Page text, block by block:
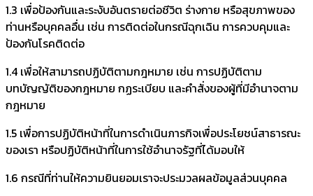
1.3 เพื่อป้องกันและระงับอันตรายต่อชีวิต ร่างกาย หรือสุขภาพของ
ท่านหรือบุคคลอื่น เช่น การติดต่อในกรณีฉุกเฉิน การควบคุมและ
ป้องกันโรคติดต่อ
1.4 เพื่อให้สามารถปฏิบัติตามกฎหมาย เช่น การปฏิบัติตาม
บทบัญญัติของกฎหมาย กฏระเบียบ และคำสั่งของผู้ที่มีอำนาจตาม
กฎหมาย
1.5 เพื่อการปฏิบัติหน้าที่ในการดำเนินภารกิจเพื่อประโยชน์สาธารณะ
ของเรา หรือปฏิบัติหน้าที่ในการใช้อำนาจรัฐที่ได้มอบให้
1.6 กรณีที่ท่านให้ความยินยอมเราจะประมวลผลข้อมูลส่วนบุคคล